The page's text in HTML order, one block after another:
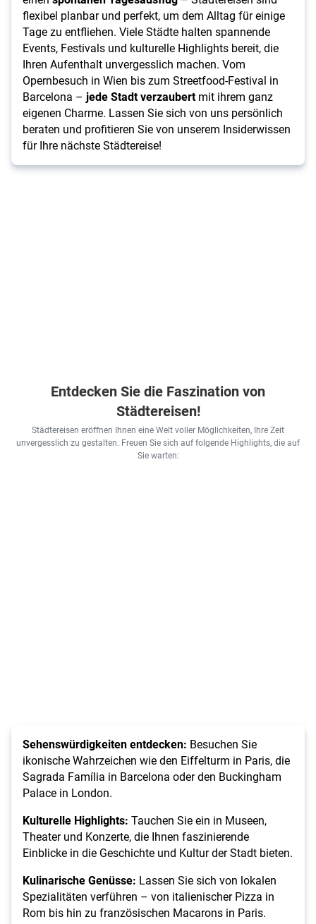
flexibel planbar und perfekt, um dem Alltag für einige
Tage zu entfliehen. Viele Städte halten spannende
Events, Festivals und kulturelle Highlights bereit, die
Ihren Aufenthalt unvergesslich machen. Vom
Opernbesuch in Wien bis zum Streetfood-Festival in
Barcelona – jede Stadt verzaubertmit ihrem ganz
eigenen Charme. Lassen Sie sich von uns persönlich
beraten und profitieren Sie von unserem Insiderwissen
für Ihre nächste Städtereise!
Entdecken Sie die Faszination von
Städtereisen!
Städtereisen eröffnen Ihnen eine Welt voller Möglichkeiten, Ihre Zeit
unvergesslich zu gestalten. Freuen Sie sich auf folgende Highlights, die auf
Sie warten:
Sehenswürdigkeiten entdecken: Besuchen Sie
ikonische Wahrzeichen wie den Eiffelturm in Paris, die
Sagrada Família in Barcelona oder den Buckingham
Palace in London.
Kulturelle Highlights: Tauchen Sie ein in Museen,
Theater und Konzerte, die Ihnen faszinierende
Einblicke in die Geschichte und Kultur der Stadt bieten.
Kulinarische Genüsse: Lassen Sie sich von lokalen
Spezialitäten verführen – von italienischer Pizza in
Rom bis hin zu französischen Macarons in Paris.